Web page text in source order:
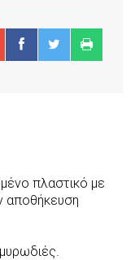
πλαστικό με
αποθήκευση